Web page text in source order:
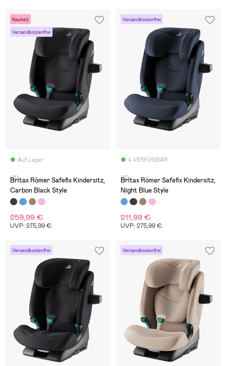
Neuheit
Versandkostenfrei
Auf Lager
(0)
Britax Römer Safefix Kindersitz,
Carbon Black Style
259,99 €
UVP: 275,99 €
Versandkostenfrei
4 VERFÜGBAR
(0)
Britax Römer Safefix Kindersitz,
Night Blue Style
211,99 €
UVP: 275,99 €
Versandkostenfrei Versandkostenfrei